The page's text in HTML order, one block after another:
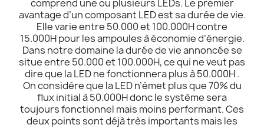
comprend une ou plusieurs LEDs. Le premier
avantage d’un composant LED est sa durée de vie.
Elle varie entre 50.000 et 100.000H contre
15.000H pour les ampoules à économie d’énergie.
Dans notre domaine la durée de vie annoncée se
situe entre 50.000 et 100.000H, ce qui ne veut pas
dire que la LED ne fonctionnera plus à 50.000H .
On considère que la LED n’émet plus que 70% du
flux initial à 50.000H donc le système sera
toujours fonctionnel mais moins performant. Ces
deux points sont déjà très importants mais les